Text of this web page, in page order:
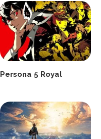
Persona 5 Royal